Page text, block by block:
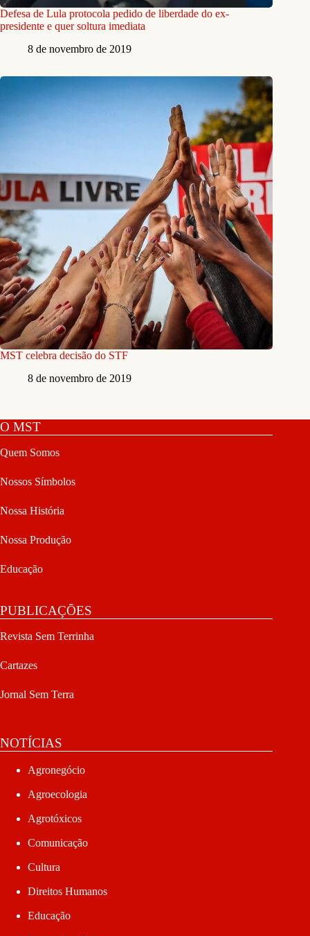
Defesa de Lula protocola pedido de liberdade do ex-
presidente e quer soltura imediata
8 de novembro de 2019
MST celebra decisão do STF
8 de novembro de 2019
O MST
Quem Somos
Nossos Símbolos
Nossa História
Nossa Produção
Educação
PUBLICAÇÕES
Revista Sem Terrinha
Cartazes
Jornal Sem Terra
NOTÍCIAS
Agronegócio
Agroecologia
Agrotóxicos
Comunicação
Cultura
Direitos Humanos
Educação